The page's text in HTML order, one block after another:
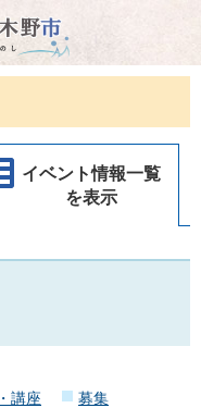
イベント情報一覧
を表示
講座
募集